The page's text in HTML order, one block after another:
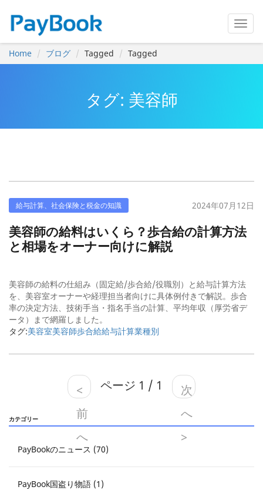
Home ブログ Tagged Tagged
タグ: 美容師
給与計算、社会保険と税金の知識 2024年07月12日
美容師の給料はいくら？歩合給の計算方法
と相場をオーナー向けに解説
美容師の給料の仕組み（固定給/歩合給/役職別）と給与計算方法
を、美容室オーナーや経理担当者向けに具体例付きで解説。歩合
率の決定方法、技術手当・指名手当の計算、平均年収（厚労省デ
ータ）まで網羅しました。
タグ:美容室美容師歩合給給与計算業種別
<
前
へ
ページ 1 / 1
次
へ
>
カテゴリー
PayBookのニュース (70)
PayBook国盗り物語 (1)